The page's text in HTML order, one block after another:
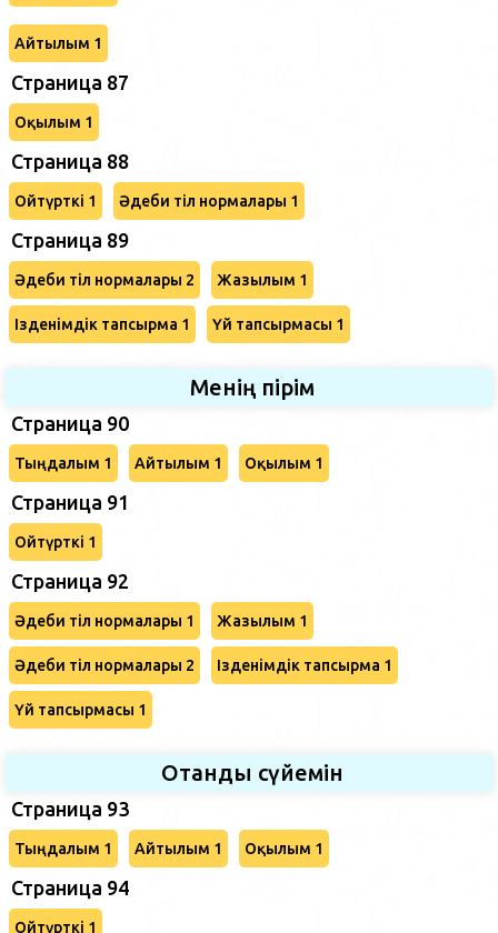
Айтылым 1
Страница 87
Оқылым 1
Страница 88
Ойтүрткі 1 Әдеби тіл нормалары 1
Страница 89
Әдеби тіл нормалары 2 Жазылым 1
Ізденімдік тапсырма 1 Үй тапсырмасы 1
Менің пірім
Страница 90
Тыңдалым 1 Айтылым 1 Оқылым 1
Страница 91
Ойтүрткі 1
Страница 92
Әдеби тіл нормалары 1 Жазылым 1
Әдеби тіл нормалары 2 Ізденімдік тапсырма 1
Үй тапсырмасы 1
Отанды сүйемін
Страница 93
Тыңдалым 1 Айтылым 1 Оқылым 1
Страница 94
Ойтүрткі 1